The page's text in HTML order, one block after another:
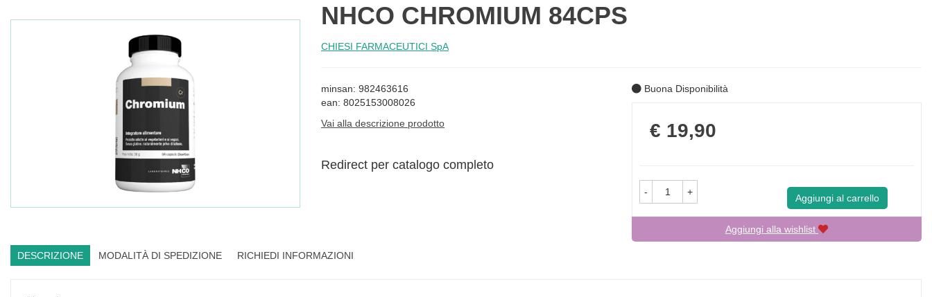
NHCO CHROMIUM 84CPS
CHIESI FARMACEUTICI SpA
minsan: 982463616
ean: 8025153008026
Vai alla descrizione prodotto
Redirect per catalogo completo
Buona Disponibilità
Prezzo
€ 19,90
- +
Aggiungi al carrello
Aggiungi alla wishlist
DESCRIZIONE MODALITÀ DI SPEDIZIONE RICHIEDI INFORMAZIONI